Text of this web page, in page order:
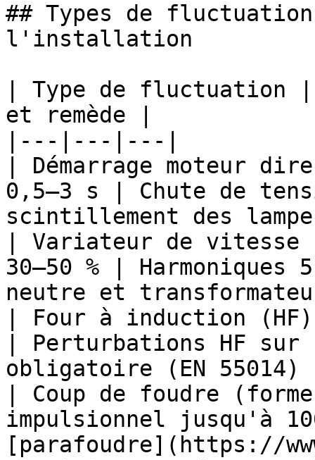
## Types de
l'installation
| Type de fluctuation
et remède |
|---|---|---|
| Démarrage moteur
0,5–3 s | Chute de
scintillement des
| Variateur de
30–50 % |
neutre et
| Four à induction (HF)
| Perturbations HF
obligatoire (EN 55014)
| Coup de foudre
impulsionnel jusqu'à
[parafoudre](https://